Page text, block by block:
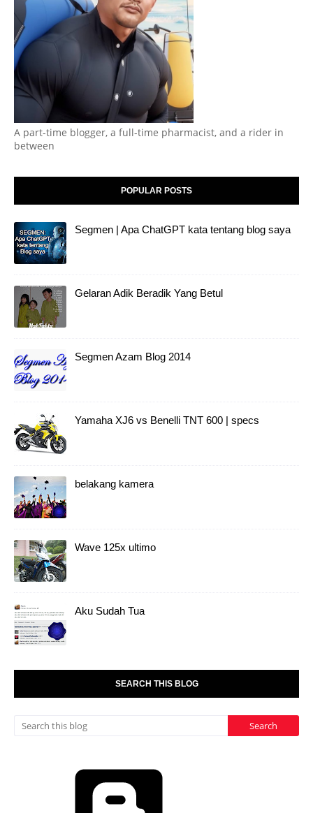
A part-time blogger, a full-time pharmacist, and a rider in
between
POPULAR POSTS
Segmen | Apa ChatGPT kata tentang blog saya
Gelaran Adik Beradik Yang Betul
Segmen Azam Blog 2014
Yamaha XJ6 vs Benelli TNT 600 | specs
belakang kamera
Wave 125x ultimo
Aku Sudah Tua
SEARCH THIS BLOG